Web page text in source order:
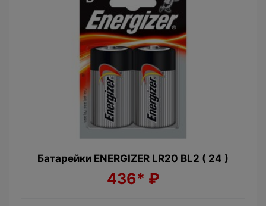
Батарейки ENERGIZER LR20 BL2 ( 24 )
436* ₽